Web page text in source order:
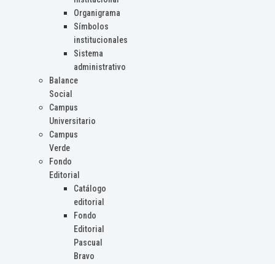
Organigrama
Símbolos
institucionales
Sistema
administrativo
Balance
Social
Campus
Universitario
Campus
Verde
Fondo
Editorial
Catálogo
editorial
Fondo
Editorial
Pascual
Bravo